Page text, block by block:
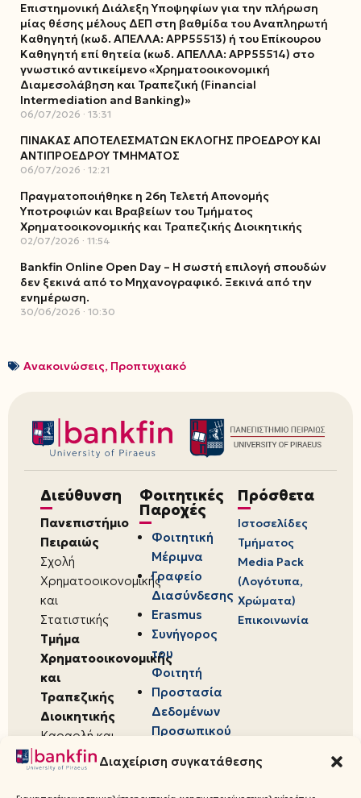
Διαχείριση συγκατάθεσης
Επιστημονική Διάλεξη Υποψηφίων για την πλήρωση
μίας θέσης μέλους ΔΕΠ στη βαθμίδα του Αναπληρωτή
Καθηγητή (κωδ. ΑΠΕΛΛΑ: ΑΡΡ55513) ή του Επίκουρου
Καθηγητή επί θητεία (κωδ. ΑΠΕΛΛΑ: ΑΡΡ55514) στο
γνωστικό αντικείμενο «Χρηματοοικονομική
Διαμεσολάβηση και Τραπεζική (Financial
Intermediation and Banking)»
06/07/2026 13:31
ΠΙΝΑΚΑΣ ΑΠΟΤΕΛΕΣΜΑΤΩΝ ΕΚΛΟΓΗΣ ΠΡΟΕΔΡΟΥ ΚΑΙ
ΑΝΤΙΠΡΟΕΔΡΟΥ ΤΜΗΜΑΤΟΣ
06/07/2026 12:21
Πραγματοποιήθηκε η 26η Τελετή Απονομής
Υποτροφιών και Βραβείων του Τμήματος
Χρηματοοικονομικής και Τραπεζικής Διοικητικής
02/07/2026 11:54
Bankfin Online Open Day – Η σωστή επιλογή σπουδών
δεν ξεκινά από το Μηχανογραφικό. Ξεκινά από την
ενημέρωση.
30/06/2026 10:30
Ανακοινώσεις, Προπτυχιακό
Διεύθυνση
Πανεπιστήμιο
Πειραιώς
Σχολή
Χρηματοοικονομικής
και
Στατιστικής
Τμήμα
Χρηματοοικονομικής
και
Τραπεζικής
Διοικητικής
Καραολή και
Δημητρίου 80,
18534,
Πειραιάς
Φοιτητικές
Παροχές
Φοιτητική
Μέριμνα
Γραφείο
Διασύνδεσης
Erasmus
Συνήγορος
του
Φοιτητή
Προστασία
Δεδομένων
Προσωπικού
Πρόσθετα
Ιστοσελίδες
Τμήματος
Media Pack
(Λογότυπα,
Χρώματα)
Επικοινωνία